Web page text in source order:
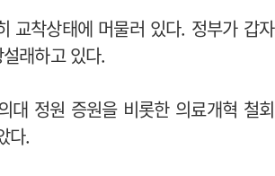
교착상태에 머물러 있다. 정부가 갑자
래하고 있다.
대 정원 증원을 비롯한 의료개혁 철회
다.